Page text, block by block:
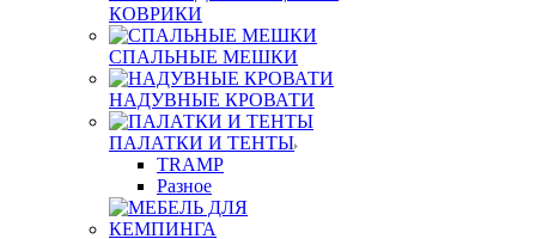
КОВРИКИ
СПАЛЬНЫЕ МЕШКИ
НАДУВНЫЕ КРОВАТИ
ПАЛАТКИ И ТЕНТЫ
TRAMP
Разное